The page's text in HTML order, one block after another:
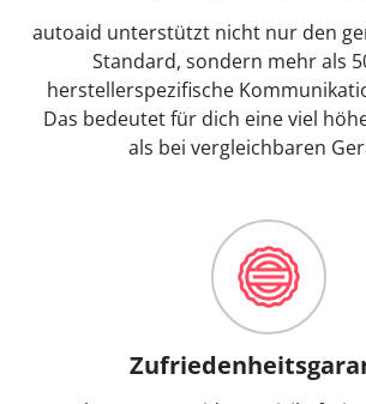
autoaid unterstützt nicht nur den
Standard, sondern mehr als
herstellerspezifische
Das bedeutet für dich eine viel
als bei vergleichbaren